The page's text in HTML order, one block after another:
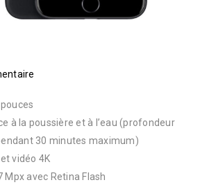
à la poussière et à l’eau (profondeur
30 minutes maximum)
vidéo 4K
Mpx avec Retina Flash